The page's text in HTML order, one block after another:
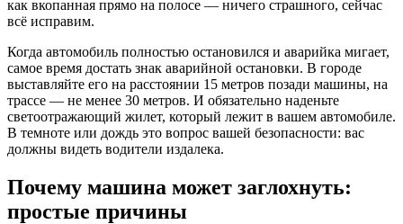
как вкопанная прямо на полосе — ничего страшного, сейчас
всё исправим.
Когда автомобиль полностью остановился и аварийка мигает,
самое время достать знак аварийной остановки. В городе
выставляйте его на расстоянии 15 метров позади машины, на
трассе — не менее 30 метров. И обязательно наденьте
светоотражающий жилет, который лежит в вашем автомобиле.
В темноте или дождь это вопрос вашей безопасности: вас
должны видеть водители издалека.
Почему машина может заглохнуть:
простые причины